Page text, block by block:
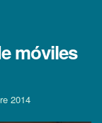
móviles
2014